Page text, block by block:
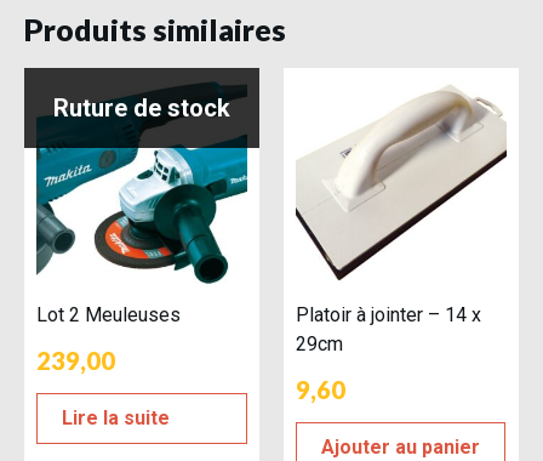
Produits similaires
Lot 2 Meuleuses
239,00
Lire la suite
Platoir à jointer – 14 x
29cm
9,60
Ajouter au panier